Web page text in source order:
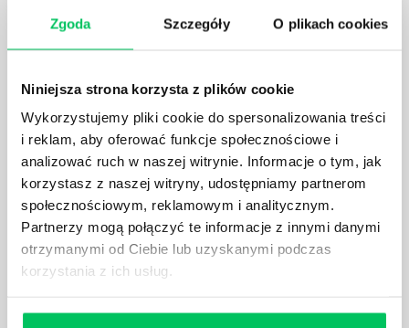
Zgoda Szczegóły O plikach cookies
Niniejsza strona korzysta z plików cookie
Wykorzystujemy pliki cookie do spersonalizowania treści
i reklam, aby oferować funkcje społecznościowe i
analizować ruch w naszej witrynie. Informacje o tym, jak
korzystasz z naszej witryny, udostępniamy partnerom
społecznościowym, reklamowym i analitycznym.
Partnerzy mogą połączyć te informacje z innymi danymi
otrzymanymi od Ciebie lub uzyskanymi podczas
korzystania z ich usług.
firmie. Osoba je pełniąca jest w pełni odpowiedzialna
JAKĄ METODĘ ZARZĄDZANIA POWINIEN ZNAĆ
KAŻDY MENEDŻER?
Istnieje wiele metod zarządzania, które mogą okazać
się niezwykle przydatne. Zarządzanie zasobami
ludzkimi oraz poszczególnymi etapami projektu nie